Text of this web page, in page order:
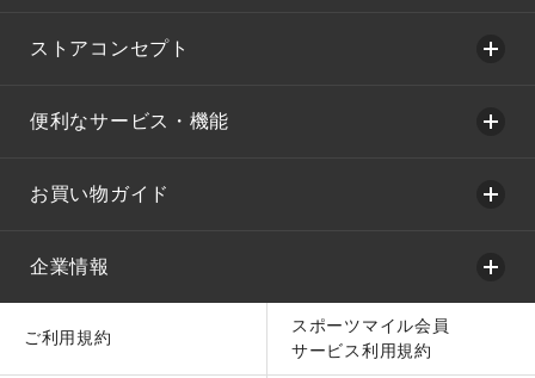
ストアコンセプト
便利なサービス・機能
お買い物ガイド
企業情報
ご利用規約
スポーツマイル会員
サービス利用規約